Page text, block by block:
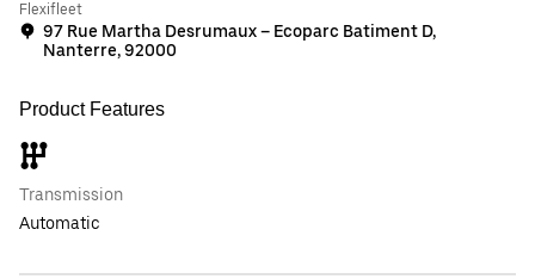
Flexifleet
97 Rue Martha Desrumaux – Ecoparc Batiment D,
Nanterre, 92000
Product Features
Transmission
Automatic